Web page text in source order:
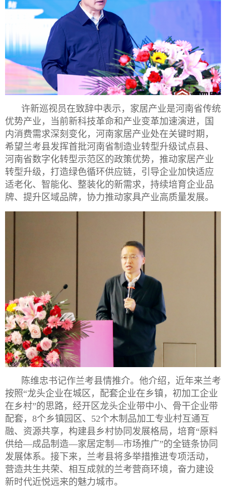
许新巡视员在致辞中表示，家居产业是河南省传统
优势产业，当前新科技革命和产业变革加速演进，国
内消费需求深刻变化，河南家居产业处在关键时期，
希望兰考县发挥首批河南省制造业转型升级试点县、
河南省数字化转型示范区的政策优势，推动家居产业
转型升级，打造绿色循环供应链，引导企业加快适应
适老化、智能化、整装化的新需求，持续培育企业品
牌、提升区域品牌，协力推动家具产业高质量发展。
陈维忠书记作兰考县情推介。他介绍，近年来兰考
按照“龙头企业在城区，配套企业在乡镇，初加工企业
在乡村”的思路，经开区龙头企业带中小、骨干企业带
配套，8个乡镇园区、52个木制品加工专业村互通互
融、资源共享，构建县乡村协同发展格局，培育“原料
供给—成品制造—家居定制—市场推广”的全链条协同
发展体系。接下来，兰考县将多举措推进专项活动，
营造共生共荣、相互成就的兰考营商环境，奋力建设
新时代近悦远来的魅力城市。